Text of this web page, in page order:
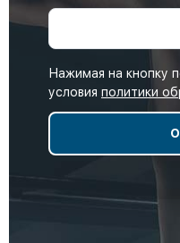
Нажимая на кнопку
условия политики